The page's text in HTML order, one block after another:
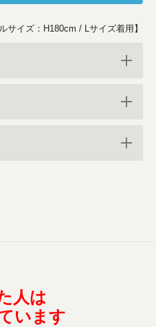
ルサイズ：H180cm / Lサイズ着用】
人は
います